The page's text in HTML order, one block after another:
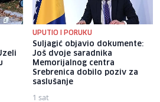
UPUTIO I PORUKU
Suljagić objavio dokumente:
Još dvoje saradnika
Memorijalnog centra
Srebrenica dobilo poziv za
saslušanje
1 sat